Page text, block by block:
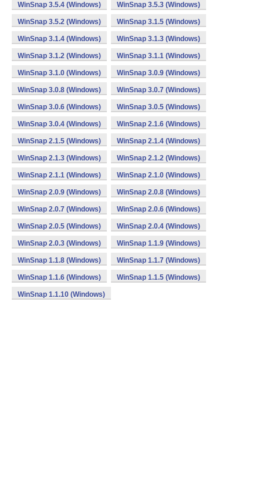
WinSnap 3.5.4 (Windows) WinSnap 3.5.3 (Windows)
WinSnap 3.5.2 (Windows) WinSnap 3.1.5 (Windows)
WinSnap 3.1.4 (Windows) WinSnap 3.1.3 (Windows)
WinSnap 3.1.2 (Windows) WinSnap 3.1.1 (Windows)
WinSnap 3.1.0 (Windows) WinSnap 3.0.9 (Windows)
WinSnap 3.0.8 (Windows) WinSnap 3.0.7 (Windows)
WinSnap 3.0.6 (Windows) WinSnap 3.0.5 (Windows)
WinSnap 3.0.4 (Windows) WinSnap 2.1.6 (Windows)
WinSnap 2.1.5 (Windows) WinSnap 2.1.4 (Windows)
WinSnap 2.1.3 (Windows) WinSnap 2.1.2 (Windows)
WinSnap 2.1.1 (Windows) WinSnap 2.1.0 (Windows)
WinSnap 2.0.9 (Windows) WinSnap 2.0.8 (Windows)
WinSnap 2.0.7 (Windows) WinSnap 2.0.6 (Windows)
WinSnap 2.0.5 (Windows) WinSnap 2.0.4 (Windows)
WinSnap 2.0.3 (Windows) WinSnap 1.1.9 (Windows)
WinSnap 1.1.8 (Windows) WinSnap 1.1.7 (Windows)
WinSnap 1.1.6 (Windows) WinSnap 1.1.5 (Windows)
WinSnap 1.1.10 (Windows)